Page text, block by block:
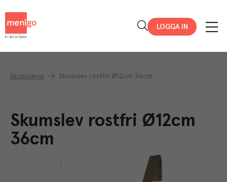
LOGGA IN
Skumslevar Skumslev rostfri Ø12cm 36cm
Skumslev rostfri Ø12cm
36cm